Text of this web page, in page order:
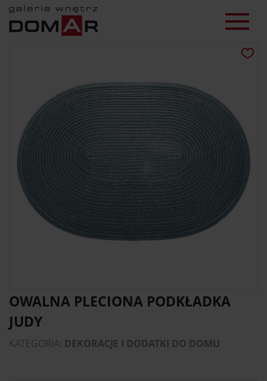
OWALNA PLECIONA PODKŁADKA
JUDY
KATEGORIA: DEKORACJE I DODATKI DO DOMU